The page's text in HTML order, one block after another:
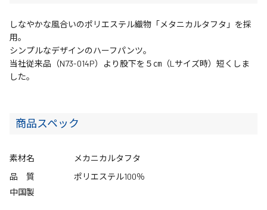
しなやかな風合いのポリエステル織物「メタニカルタフタ」を採
用。
シンプルなデザインのハーフパンツ。
当社従来品（N73-014P）より股下を５㎝（Lサイズ時）短くしま
した。
商品スペック
素材名
メカニカルタフタ
品 質
ポリエステル100％
中国製